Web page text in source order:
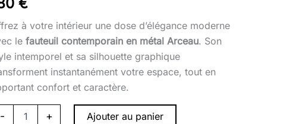
à votre intérieur une dose d’élégance moderne
lefauteuil contemporain en métal Arceau. Son
intemporel et sa silhouette graphique
instantanément votre espace, tout en
confort et caractère.
- + Ajouter au panier